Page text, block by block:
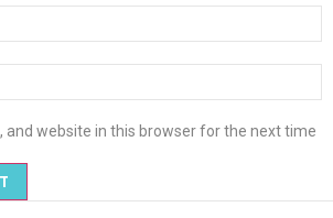
and website in this browser for the next time